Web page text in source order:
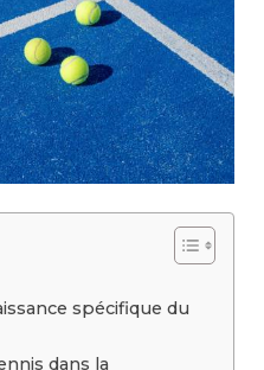
spécifique du
dans la